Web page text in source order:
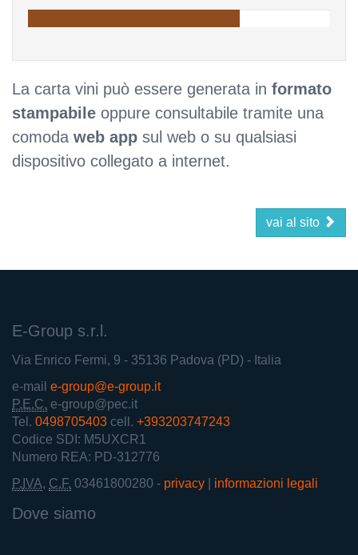
La carta vini può essere generata in formato
stampabile oppure consultabile tramite una
comoda web app sul web o su qualsiasi
dispositivo collegato a internet.
vai al sito
E-Group s.r.l.
Via Enrico Fermi, 9 - 35136 Padova (PD) - Italia
e-mail e-group@e-group.it
P.E.C. e-group@pec.it
Tel. 0498705403 cell. +393203747243
Codice SDI: M5UXCR1
Numero REA: PD-312776
P. IVA, C.F. 03461800280 - privacy informazioni legali
Dove siamo